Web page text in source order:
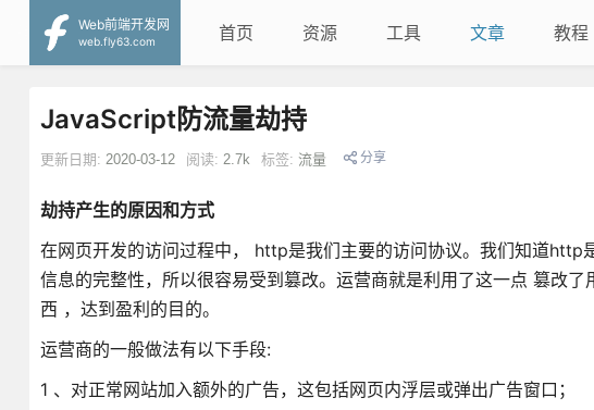
Web前端开发网
web.fly63.com
首页 资源 工具 文章 教程
JavaScript防流量劫持
更新日期: 2020-03-12 阅读: 2.7k 标签: 流量 分享
劫持产生的原因和方式
在网页开发的访问过程中， http是我们主要的访问协议。我们知道http
信息的完整性，所以很容易受到篡改。运营商就是利用了这一点 篡改
西 ，达到盈利的目的。
运营商的一般做法有以下手段:
1 、对正常网站加入额外的广告，这包括网页内浮层或弹出广告窗口；